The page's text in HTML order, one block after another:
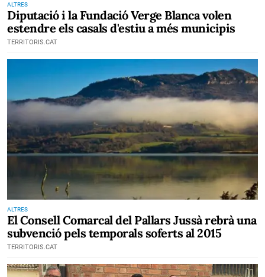
ALTRES
Diputació i la Fundació Verge Blanca volen
estendre els casals d'estiu a més municipis
TERRITORIS.CAT
ALTRES
El Consell Comarcal del Pallars Jussà rebrà una
subvenció pels temporals soferts al 2015
TERRITORIS.CAT